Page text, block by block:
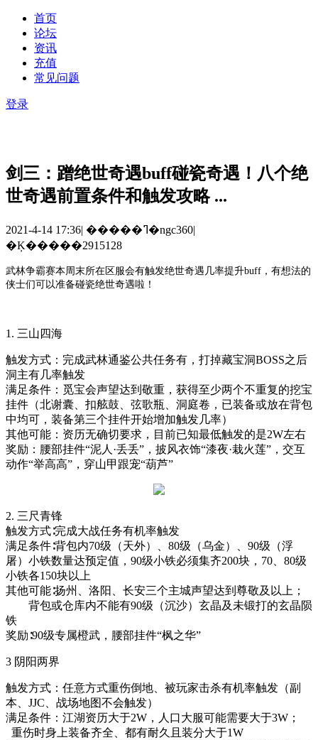
首页
论坛
资讯
充值
常见问题
登录
剑三：蹭绝世奇遇buff碰瓷奇遇！八个绝
世奇遇前置条件和触发攻略 ...
2021-4-14 17:36| �����ߣ�ngc360|
�Ķ�����2915128
武林争霸赛本周末所在区服会有触发绝世奇遇几率提升buff，有想法的
侠士们可以准备碰瓷绝世奇遇啦！
1. 三山四海
触发方式：完成武林通鉴公共任务有，打掉藏宝洞BOSS之后
洞主有几率触发
满足条件：觅宝会声望达到敬重，获得至少两个不重复的挖宝
挂件（北谢囊、扣舷鼓、弦歌瓶、洞庭卷，已装备或放在背包
中均可，装备第三个挂件开始增加触发几率）
其他可能：资历无确切要求，目前已知最低触发的是2W左右
奖励：腰部挂件“泥人·丢丢”，披风衣饰“漆夜·栽火莲”，交互
动作“举高高”，穿山甲跟宠“葫芦”
2. 三尺青锋
触发方式∶完成大战任务有机率触发
满足条件∶背包内70级（天外）、80级（乌金）、90级（浮
屠）小铁数量达预定值，90级小铁必须集齐200块，70、80级
小铁各150块以上
其他可能∶扬州、洛阳、长安三个主城声望达到尊敬及以上；
背包或仓库内不能有90级（沉沙）玄晶及未锻打的玄晶陨
铁
奖励 ∶90级专属橙武，腰部挂件“枫之华”
3 阴阳两界
触发方式：任意方式重伤倒地、被玩家击杀有机率触发（副
本、 JJC、战场地图不会触发）
满足条件：江湖资历大于2W，人口大服可能需要大于3W；
重伤时身上装备齐全、都有耐久且装分大于1W